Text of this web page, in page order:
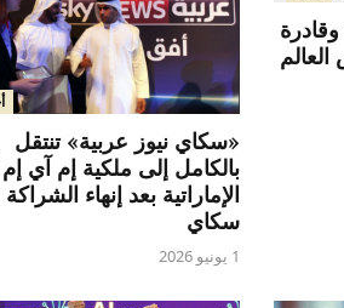
وقادرة
«سكاي نيوز عربية» تنتقل
بالكامل إلى ملكية إم آي
الإماراتية بعد إنهاء
سكاي
1 يونيو 2026